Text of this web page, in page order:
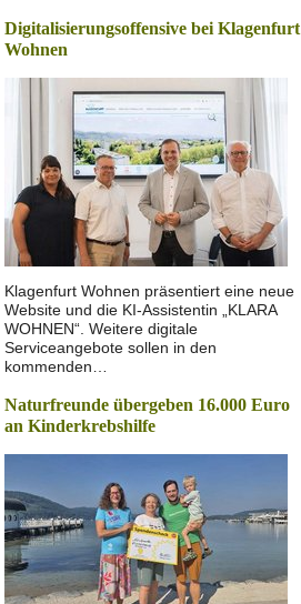
Digitalisierungsoffensive bei Klagenfurt
Wohnen
Klagenfurt Wohnen präsentiert eine neue
Website und die KI-Assistentin „KLARA
WOHNEN“. Weitere digitale
Serviceangebote sollen in den
kommenden…
Naturfreunde übergeben 16.000 Euro
an Kinderkrebshilfe